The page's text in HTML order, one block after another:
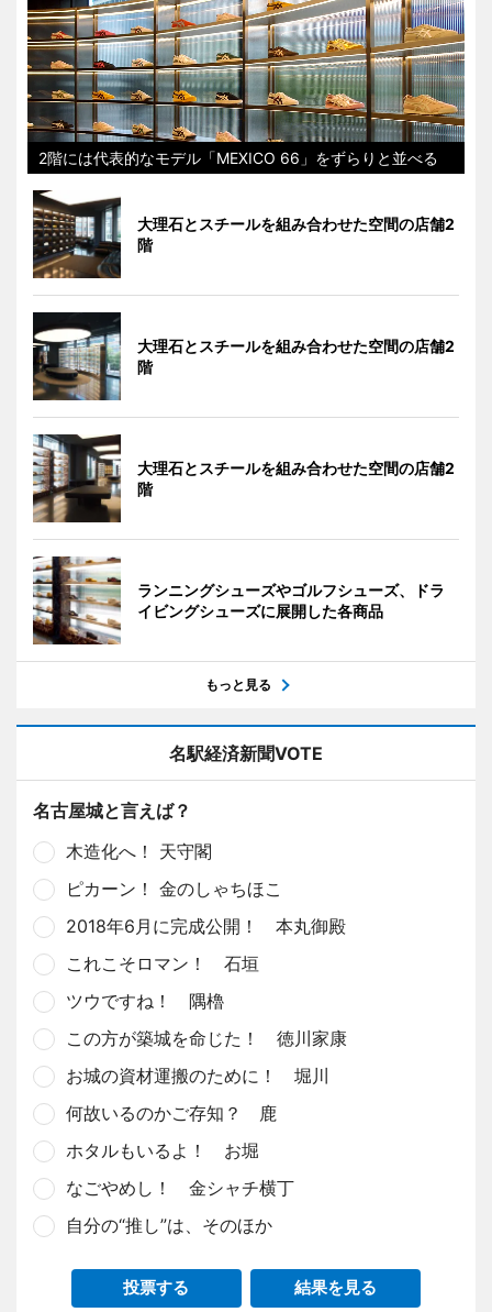
2階には代表的なモデル「MEXICO 66」をずらりと並べる
大理石とスチールを組み合わせた空間の店舗2
階
大理石とスチールを組み合わせた空間の店舗2
階
大理石とスチールを組み合わせた空間の店舗2
階
ランニングシューズやゴルフシューズ、ドラ
イビングシューズに展開した各商品
もっと見る
名駅経済新聞VOTE
名古屋城と言えば？
木造化へ！ 天守閣
ピカーン！ 金のしゃちほこ
2018年6月に完成公開！ 本丸御殿
これこそロマン！ 石垣
ツウですね！ 隅櫓
この方が築城を命じた！ 徳川家康
お城の資材運搬のために！ 堀川
何故いるのかご存知？ 鹿
ホタルもいるよ！ お堀
なごやめし！ 金シャチ横丁
自分の“推し”は、そのほか
投票する 結果を見る